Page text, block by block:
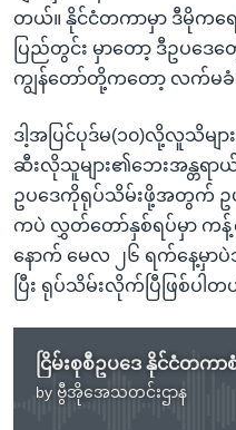
တယ်။ နိုင်ငံတကာမှာ ဒီမိုကရ
ပြည်တွင်း မှာတော့ ဒီဥပဒ
ကျွန်တော်တို့ကတော့ လက်မခံပ
ဒါ့အပြင်ပုဒ်မ(၁၀)လို့လူသိမျ
ဆီးလိုသူများ၏ဘေးအန္တရ
ဥပဒေကိုရုပ်သိမ်းဖို့အတွက် ဥပ
ကပဲ လွှတ်တော်နှစ်ရပ်မှာ
နောက် မေလ ၂၆ ရက်နေ့မှာ
ပြီး ရုပ်သိမ်းလိုက်ပြီဖြစ်ပါတ
by ဗွီအိုအေသတင်းဌာန
No media